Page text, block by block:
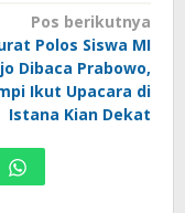
Pos berikutnya
Polos Siswa MI
Dibaca Prabowo,
Ikut Upacara di
Istana Kian Dekat